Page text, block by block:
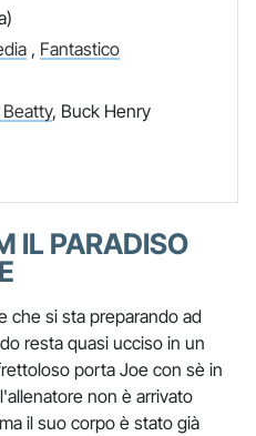
, Fantastico
, Buck Henry
IL PARADISO
che si sta preparando ad
resta quasi ucciso in un
porta Joe con sè in
non è arrivato
il suo corpo è stato già